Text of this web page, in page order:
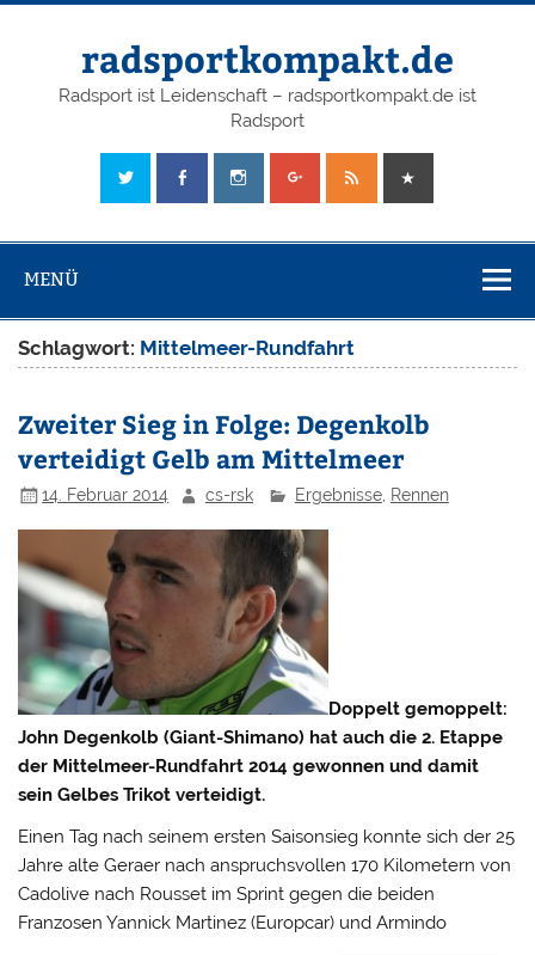
radsportkompakt.de
Radsport ist Leidenschaft – radsportkompakt.de ist
Radsport
MENÜ
Schlagwort: Mittelmeer-Rundfahrt
Zweiter Sieg in Folge: Degenkolb
verteidigt Gelb am Mittelmeer
14. Februar 2014 cs-rsk Ergebnisse, Rennen
Doppelt gemoppelt:
John Degenkolb (Giant-Shimano) hat auch die 2. Etappe
der Mittelmeer-Rundfahrt 2014 gewonnen und damit
sein Gelbes Trikot verteidigt.
Einen Tag nach seinem ersten Saisonsieg konnte sich der 25
Jahre alte Geraer nach anspruchsvollen 170 Kilometern von
Cadolive nach Rousset im Sprint gegen die beiden
Franzosen Yannick Martinez (Europcar) und Armindo